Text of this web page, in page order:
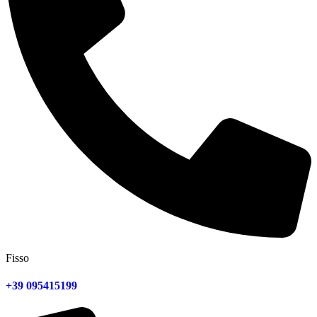
Fisso
+39 095415199